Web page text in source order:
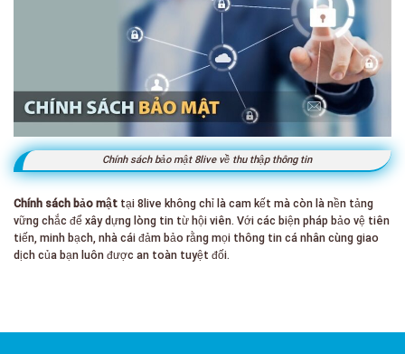
Chính sách bảo mật 8live về thu thập thông tin
Chính sách bảo mật tại 8live không chỉ là cam kết mà còn là nền tảng
vững chắc để xây dựng lòng tin từ hội viên. Với các biện pháp bảo vệ tiên
tiến, minh bạch, nhà cái đảm bảo rằng mọi thông tin cá nhân cùng giao
dịch của bạn luôn được an toàn tuyệt đối.